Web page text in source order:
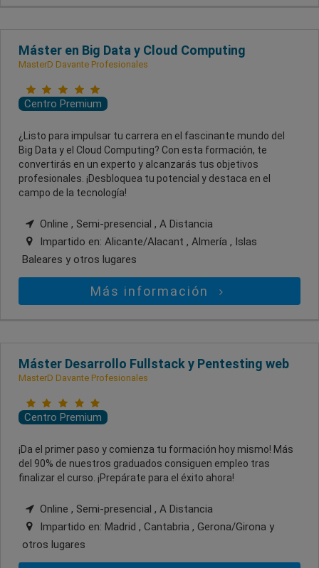
Máster en Big Data y Cloud Computing
MasterD Davante Profesionales
Centro Premium
¿Listo para impulsar tu carrera en el fascinante mundo del
Big Data y el Cloud Computing? Con esta formación, te
convertirás en un experto y alcanzarás tus objetivos
profesionales. ¡Desbloquea tu potencial y destaca en el
campo de la tecnología!
Online , Semi-presencial , A Distancia
Impartido en: Alicante/Alacant , Almería , Islas
Baleares y otros lugares
Más información
Máster Desarrollo Fullstack y Pentesting web
MasterD Davante Profesionales
Centro Premium
¡Da el primer paso y comienza tu formación hoy mismo! Más
del 90% de nuestros graduados consiguen empleo tras
finalizar el curso. ¡Prepárate para el éxito ahora!
Online , Semi-presencial , A Distancia
Impartido en: Madrid , Cantabria , Gerona/Girona y
otros lugares